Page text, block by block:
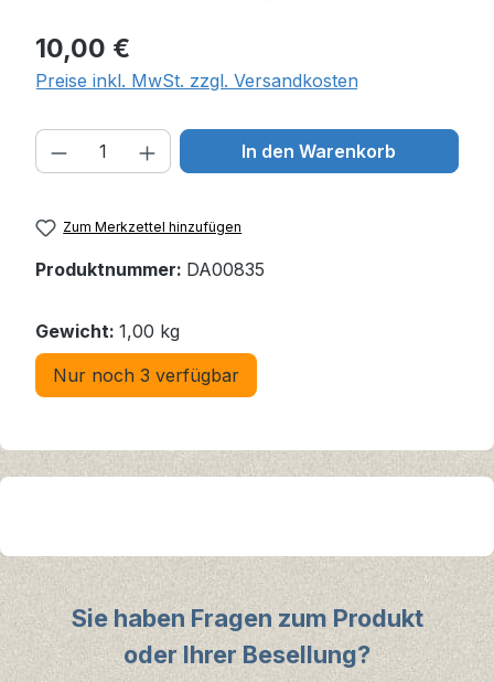
Regulärer Preis:
10,00 €
Preise inkl. MwSt. zzgl. Versandkosten
Produkt Anzahl: Gib den
In den Warenkorb
Zum Merkzettel hinzufügen
Produktnummer: DA00835
Gewicht: 1,00 kg
Nur noch 3 verfügbar
Sie haben Fragen zum Produkt
oder Ihrer Besellung?